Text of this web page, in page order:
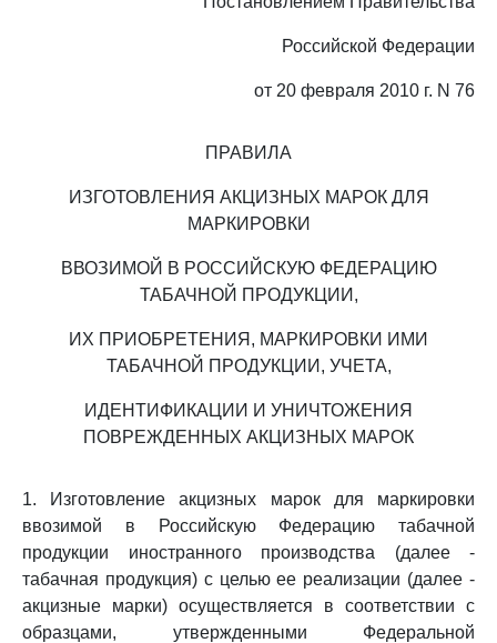
Российской Федерации
от 20 февраля 2010 г. N 76
ПРАВИЛА
ИЗГОТОВЛЕНИЯ АКЦИЗНЫХ МАРОК ДЛЯ
МАРКИРОВКИ
ВВОЗИМОЙ В РОССИЙСКУЮ ФЕДЕРАЦИЮ
ТАБАЧНОЙ ПРОДУКЦИИ,
ИХ ПРИОБРЕТЕНИЯ, МАРКИРОВКИ ИМИ
ТАБАЧНОЙ ПРОДУКЦИИ, УЧЕТА,
ИДЕНТИФИКАЦИИ И УНИЧТОЖЕНИЯ
ПОВРЕЖДЕННЫХ АКЦИЗНЫХ МАРОК
1. Изготовление акцизных марок для маркировки
ввозимой в Российскую Федерацию табачной
продукции иностранного производства (далее -
табачная продукция) с целью ее реализации (далее -
акцизные марки) осуществляется в соответствии с
образцами, утвержденными Федеральной